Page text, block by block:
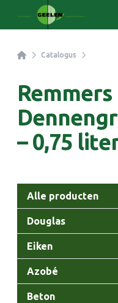
HomeCatalogus
Remmers
– 0,75
Categorieën
Alle producten
Douglas
Eiken
Azobé
Beton